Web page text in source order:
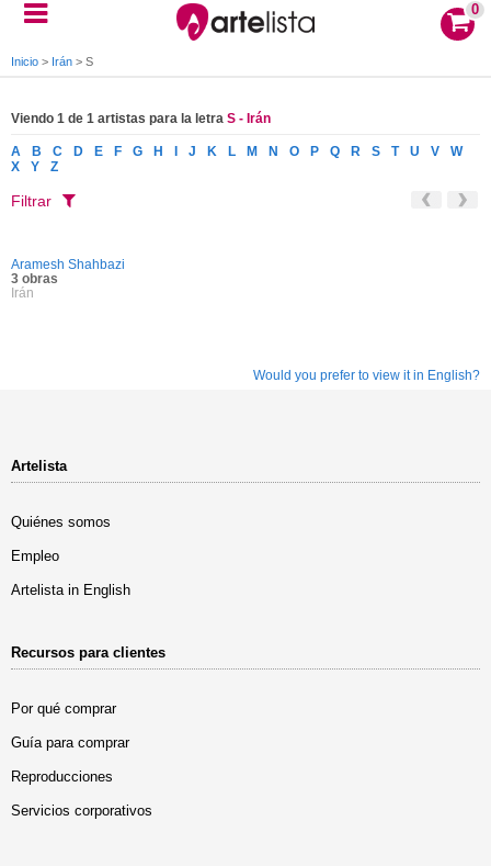
0
Inicio > Irán > S
Viendo 1 de 1 artistas para la letra S - Irán
A B C D E F G H J K L M N O P Q R S T U V
W
X
Y Z
Filtrar
Aramesh Shahbazi
3 obras
Irán
Would you prefer to view it in English?
Artelista
Quiénes somos
Empleo
Artelista in English
Recursos para clientes
Por qué comprar
Guía para comprar
Reproducciones
Servicios corporativos